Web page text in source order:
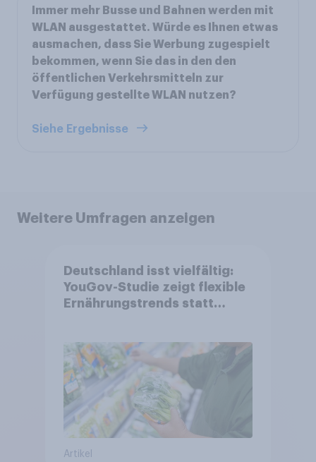
Immer mehr Busse und Bahnen werden mit
WLAN ausgestattet. Würde es Ihnen etwas
ausmachen, dass Sie Werbung zugespielt
bekommen, wenn Sie das in den den
öffentlichen Verkehrsmitteln zur
Verfügung gestellte WLAN nutzen?
Siehe Ergebnisse
Weitere Umfragen anzeigen
Deutschland isst vielfältig:
YouGov-Studie zeigt flexible
Ernährungstrends statt
Artikel